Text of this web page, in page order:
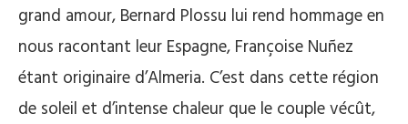
grand amour, Bernard Plossu lui rend hommage en
nous racontant leur Espagne, Françoise Nuñez
étant originaire d’Almeria. C’est dans cette région
de soleil et d’intense chaleur que le couple vécût,